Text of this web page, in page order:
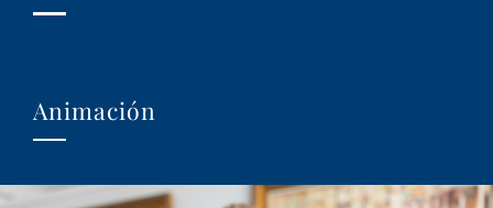
Animación